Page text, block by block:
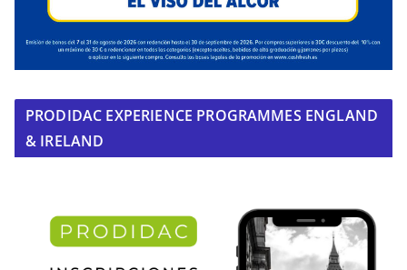
PRODIDAC EXPERIENCE PROGRAMMES ENGLAND
& IRELAND